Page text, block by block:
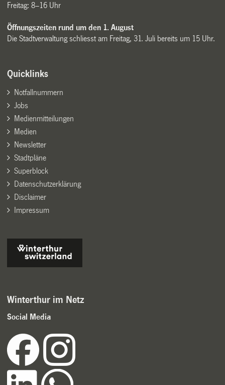
Freitag: 8–16 Uhr
Öffnungszeiten rund um den 1. August
Die Stadtverwaltung schliesst am Freitag, 31. Juli bereits um 15 Uhr.
Quicklinks
Notfallnummern
Jobs
Medienmitteilungen
Medien
Newsletter
Stadtpläne
Superblock
Datenschutzerklärung
Disclaimer
Impressum
Winterthur im Netz
Social Media